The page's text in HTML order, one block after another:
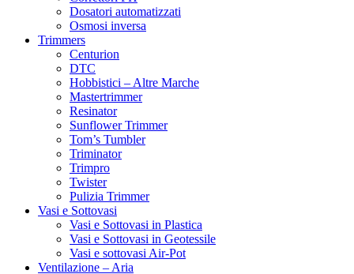
Dosatori automatizzati
Osmosi inversa
Trimmers
Centurion
DTC
Hobbistici – Altre Marche
Mastertrimmer
Resinator
Sunflower Trimmer
Tom’s Tumbler
Triminator
Trimpro
Twister
Pulizia Trimmer
Vasi e Sottovasi
Vasi e Sottovasi in Plastica
Vasi e Sottovasi in Geotessile
Vasi e sottovasi Air-Pot
Ventilazione – Aria